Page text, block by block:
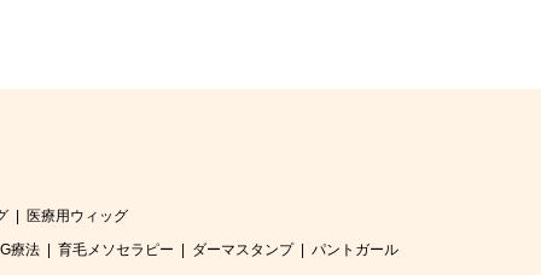
医療用ウィッグ
療法
育毛メソセラピー ダーマスタンプ パントガール